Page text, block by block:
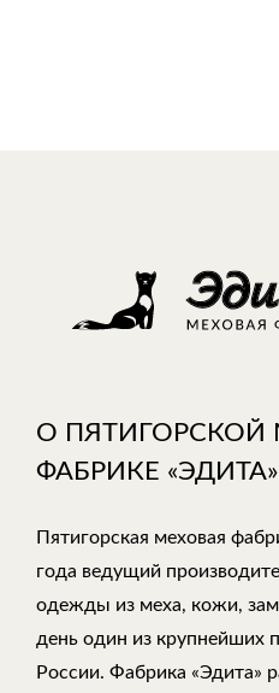
О ПЯТИГОРСКОЙ
ФАБРИКЕ «ЭДИТА»
Пятигорская меховая
года ведущий
одежды из меха, кожи,
день один из крупнейших
России. Фабрика «Эдита»